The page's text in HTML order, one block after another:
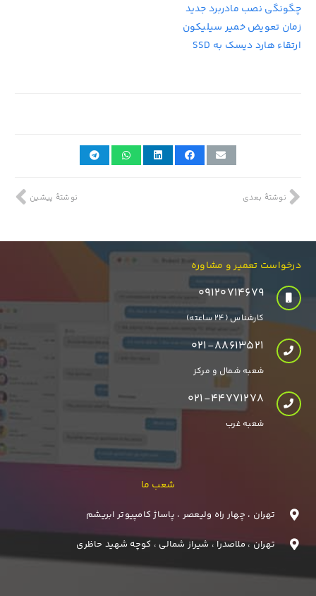
چگونگی نصب مادربرد جدید
زمان تعویض خمیر سیلیکون
ارتقاء هارد دیسک به SSD
نوشتهٔ پیشین نوشتهٔ بعدی
درخواست تعمیر و مشاوره
۰۹۱۲۰۷۱۴۶۷۹
کارشناس (24 ساعته)
021-88613521
شعبه شمال و مرکز
021-44771278
شعبه غرب
شعب ما
تهران ، چهار راه ولیعصر ، پاساژ کامپیوتر ابریشم
تهران ، ملاصدرا ، شیراز شمالی ، کوچه شهید حاظری